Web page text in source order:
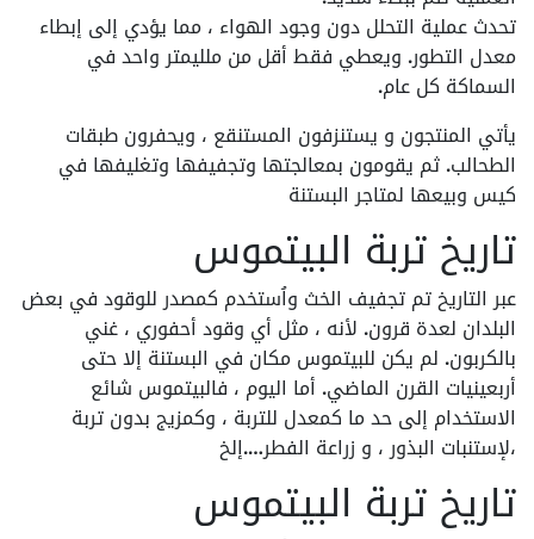
تحدث عملية التحلل دون وجود الهواء ، مما يؤدي إلى إبطاء
معدل التطور. ويعطي فقط أقل من ملليمتر واحد في
السماكة كل عام.
يأتي المنتجون و يستنزفون المستنقع ، ويحفرون طبقات
الطحالب. ثم يقومون بمعالجتها وتجفيفها وتغليفها في
كيس وبيعها لمتاجر البستنة
تاريخ تربة البيتموس
عبر التاريخ تم تجفيف الخث واُستخدم كمصدر للوقود في بعض
البلدان لعدة قرون. لأنه ، مثل أي وقود أحفوري ، غني
بالكربون. لم يكن للبيتموس مكان في البستنة إلا حتى
أربعينيات القرن الماضي. أما اليوم ، فالبيتموس شائع
الاستخدام إلى حد ما كمعدل للتربة ، وكمزيج بدون تربة
،لإستنبات البذور ، و زراعة الفطر….إلخ
تاريخ تربة البيتموس